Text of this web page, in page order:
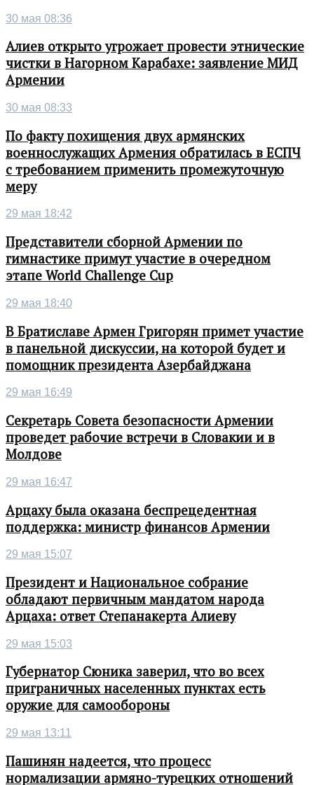
30 мая 08:36
Алиев открыто угрожает провести этнические
чистки в Нагорном Карабахе: заявление МИД
Армении
30 мая 08:33
По факту похищения двух армянских
военнослужащих Армения обратилась в ЕСПЧ
с требованием применить промежуточную
меру
29 мая 18:42
Представители сборной Армении по
гимнастике примут участие в очередном
этапе World Challenge Cup
29 мая 18:40
В Братиславе Армен Григорян примет участие
в панельной дискуссии, на которой будет и
помощник президента Азербайджана
29 мая 16:49
Секретарь Совета безопасности Армении
проведет рабочие встречи в Словакии и в
Молдове
29 мая 16:47
Арцаху была оказана беспрецедентная
поддержка: министр финансов Армении
29 мая 15:07
Президент и Национальное собрание
обладают первичным мандатом народа
Арцаха: ответ Степанакерта Алиеву
29 мая 15:03
Губернатор Сюника заверил, что во всех
приграничных населенных пунктах есть
оружие для самообороны
29 мая 13:11
Пашинян надеется, что процесс
нормализации армяно-турецких отношений